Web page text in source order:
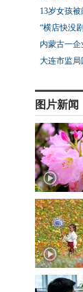
13岁女孩
“横店快没
内蒙古一企
大连市监
图片新闻